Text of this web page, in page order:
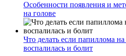
Особенности появления и
на голове
Что делать если папиллома
воспалилась и болит